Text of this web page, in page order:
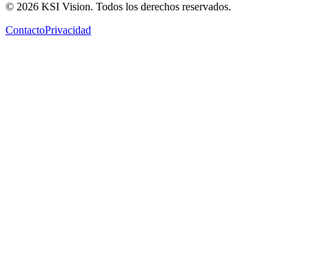
© 2026 KSI Vision. Todos los derechos reservados.
ContactoPrivacidad